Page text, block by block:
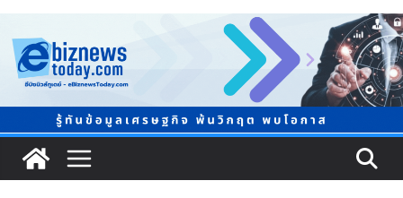
ภาครัฐ-เอกชนจับมือสัมมนาใหญ่ ยกระดับอุตสาหกรรมเซ
รามิกไทยสู่สากล พร้อมชวนผู้ประกอบไทยร่วมงาน
“Ceramics Vietnam & Stone Vietnam 2026”
อลิอันซ์ อยุธยา ส่งเสริมคนไทยเตรียมพร้อมรับมือวิกฤต
เปิดพื้นที่ “Level Up the Care by Allianz Ayudhya
นิทรรศการยกระดับ…ความเป็นห่วง” ในงาน Hug
HeartYai
Guangzhou Yinghao School เผยวิสัยทัศน์การศึกษาที่
พร้อมรับอนาคต